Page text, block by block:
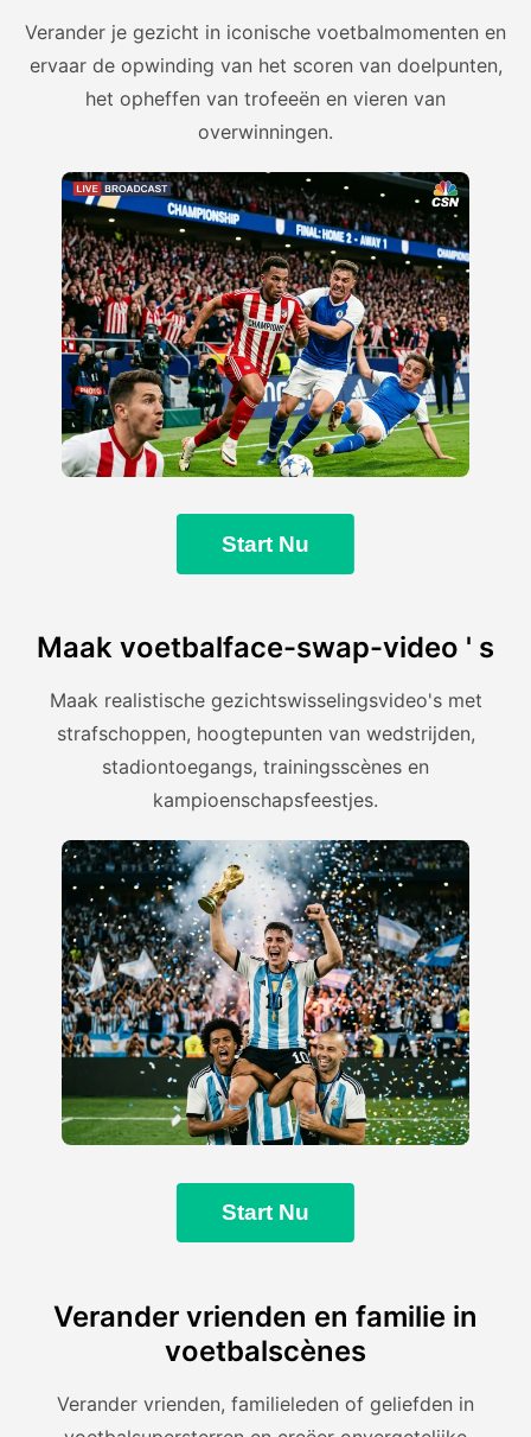
Verander je gezicht in iconische voetbalmomenten en
ervaar de opwinding van het scoren van doelpunten,
het opheffen van trofeeën en vieren van
overwinningen.
Start Nu
Maak voetbalface-swap-video ' s
Maak realistische gezichtswisselingsvideo's met
strafschoppen, hoogtepunten van wedstrijden,
stadiontoegangs, trainingsscènes en
kampioenschapsfeestjes.
Start Nu
Verander vrienden en familie in
voetbalscènes
Verander vrienden, familieleden of geliefden in